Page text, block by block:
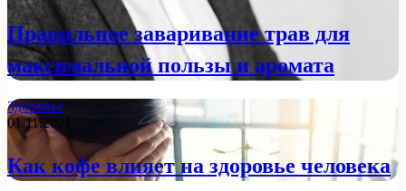
Правильное заваривание трав для
максимальной пользы и аромата
Здоровье
01.11.2021
Как кофе влияет на здоровье человека